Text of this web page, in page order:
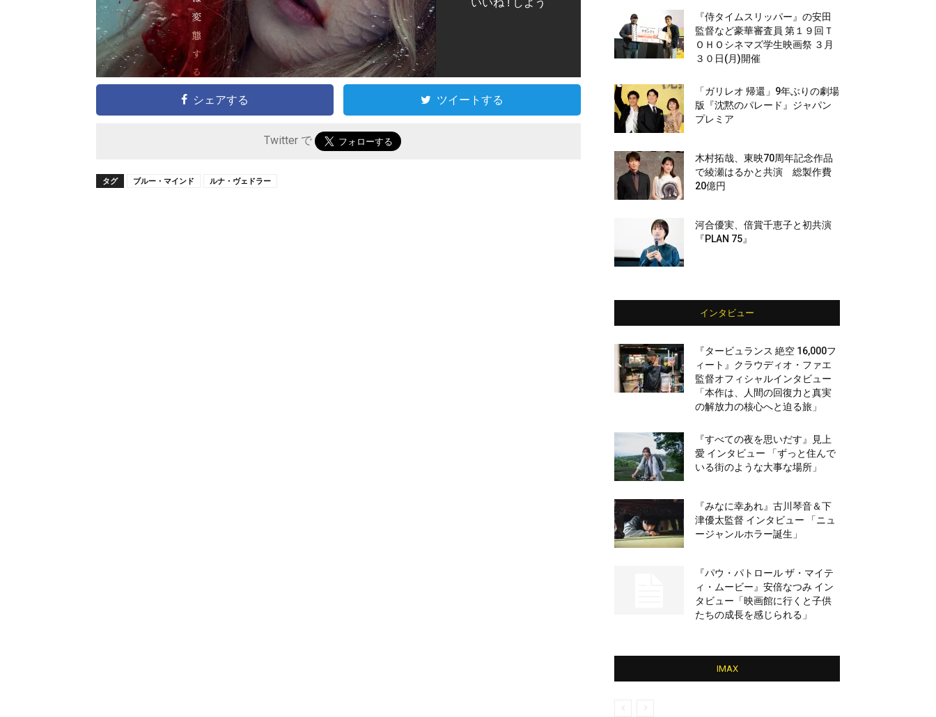
シェアする ツイートする
Twitter で
タグ ブルー・マインド ルナ・ヴェドラー
『侍タイムスリッパー』の安田
監督など豪華審査員 第１９回Ｔ
ＯＨＯシネマズ学生映画祭 ３月
３０日(月)開催
「ガリレオ 帰還」9年ぶりの劇場
版『沈黙のパレード』ジャパン
プレミア
木村拓哉、東映70周年記念作品
で綾瀬はるかと共演 総製作費
20億円
河合優実、倍賞千恵子と初共演
『PLAN 75』
インタビュー
『タービュランス 絶空 16,000フ
ィート』クラウディオ・ファエ
監督オフィシャルインタビュー
「本作は、人間の回復力と真実
の解放力の核心へと迫る旅」
『すべての夜を思いだす』見上
愛 インタビュー 「ずっと住んで
いる街のような大事な場所」
『みなに幸あれ』古川琴音＆下
津優太監督 インタビュー 「ニュ
ージャンルホラー誕生」
『パウ・パトロール ザ・マイテ
ィ・ムービー』安倍なつみ イン
タビュー「映画館に行くと子供
たちの成長を感じられる」
IMAX